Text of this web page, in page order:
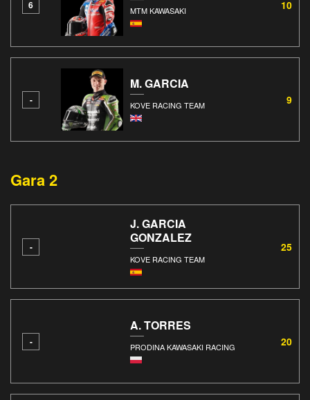
6 MTM KAWASAKI 10
-
M. GARCIA
KOVE RACING TEAM 9
Gara 2
-
J. GARCIA
GONZALEZ
KOVE RACING TEAM
25
-
A. TORRES
PRODINA KAWASAKI RACING 20